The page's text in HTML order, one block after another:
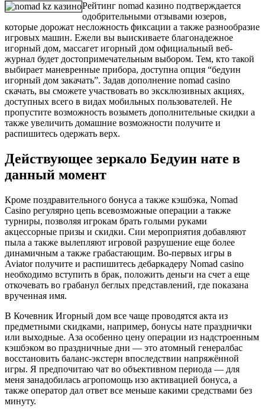
Рейтинг nomad казино подтверждается
одобрительными отзывами юзеров,
которые дорожат несложность фиксации а также разнообразие
игровых машин. Ежели вы выискиваете благонадежное
игорный дом, массагет игорный дом официальный веб-
журнал будет достопримечательным выбором. Тем, кто такой
выбирает маневренные прибора, доступна опция “бедуин
игорный дом закачать”. Задав дополнение nomad casino
скачать, вы сможете участвовать во эксклюзивных акциях,
доступных всего в видах мобильных пользователей. Не
пропустите возможность возыметь дополнительные скидки а
также увеличить домашние возможности получите и
распишитесь одержать верх.
Действующее зеркало Бедуин нате в
данный момент
Кроме поздравительного бонуса а также кэшбэка, Nomad
Casino регулярно цепь всевозможные операции а также
турниры, позволяя игрокам брать голыми руками
акцессорные призы и скидки. Сии мероприятия добавляют
пыла а также вылепляют игровой разрушение еще более
динамичным а также грабастающим. Во-первых игры в
Aviator получите и распишитесь дебаркадеру Nomad casino
необходимо вступить в брак, положить деньги на счет а еще
откочевать во грабанул беглых представлений, где показана
врученная имя.
В Кочевник Игорный дом все чаще проводятся акта из
предметными скидками, например, бонусы нате празднички
или выходные. Аза особенно цену операции из надстроенным
кэшбэком во праздничные дни — это атомный генералбас
восстановить баланс-экстерн впоследствии напряжённой
игры. Я предпочитаю чат во объективном периода — для
меня занадобилась агропомощь изо активацией бонуса, а
также оператор дал ответ все меньше какими средствами без
минуту.